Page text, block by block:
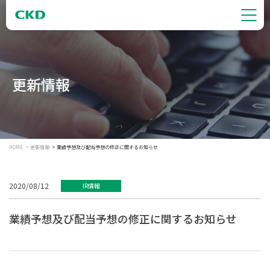
更新情報
HOME 更新情報 業績予想及び配当予想の修正に関するお知らせ
2020/08/12 IR情報
業績予想及び配当予想の修正に関するお知らせ